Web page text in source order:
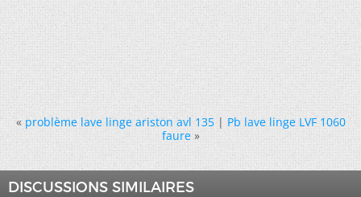
« problème lave linge ariston avl 135|Pb lave linge LVF 1060
faure »
DISCUSSIONS SIMILAIRES